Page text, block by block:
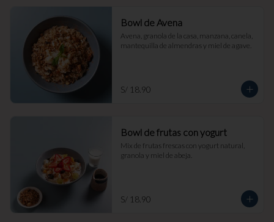
Bowl de Avena
Avena, granola de la casa, manzana, canela,
mantequilla de almendras y miel de agave.
S/ 18.90
Bowl de frutas con yogurt
Mix de frutas frescas con yogurt natural,
granola y miel de abeja.
S/ 18.90